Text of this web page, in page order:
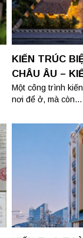
KIẾN TRÚC
CHÂU ÂU –
SỐNG ĐẲNG
Một công trình
nơi để ở, mà còn...